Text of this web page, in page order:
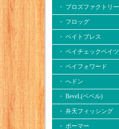
・ プロズファクトリー
・ フロッグ
・ ベイトブレス
・ ペイチェックベイツ
・ ペイフォワード
・ へドン
・ BeveL(ベベル)
・ 弁天フィッシング
・ ボーマー